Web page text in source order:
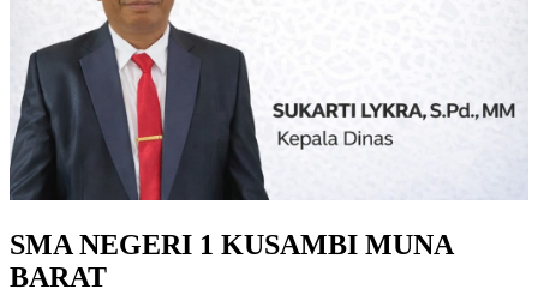
SMA NEGERI 1 KUSAMBI MUNA
BARAT